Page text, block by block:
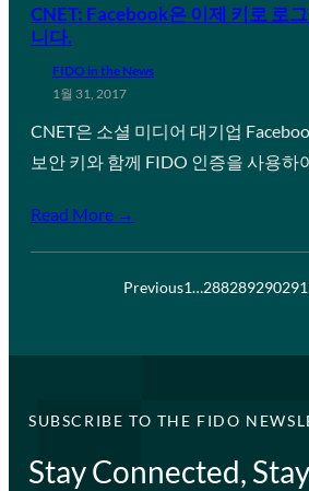
CNET: Facebook은 이제 키로 로
니다.
FIDO in the News
1월 31, 2017
CNET은 소셜 미디어 대기업
보안 키와 함께 FIDO 인증을 사용하
Read More →
Previous1…288289290291
SUBSCRIBE TO THE FIDO
Stay Connected,